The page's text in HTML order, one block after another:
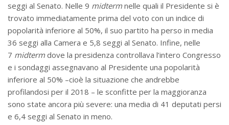
seggi al Senato. Nelle 9 midterm nelle quali il Presidente si è
trovato immediatamente prima del voto con un indice di
popolarità inferiore al 50%, il suo partito ha perso in media
36 seggi alla Camera e 5,8 seggi al Senato. Infine, nelle
7 midterm dove la presidenza controllava l’intero Congresso
e i sondaggi assegnavano al Presidente una popolarità
inferiore al 50% –cioè la situazione che andrebbe
profilandosi per il 2018 – le sconfitte per la maggioranza
sono state ancora più severe: una media di 41 deputati persi
e 6,4 seggi al Senato in meno.